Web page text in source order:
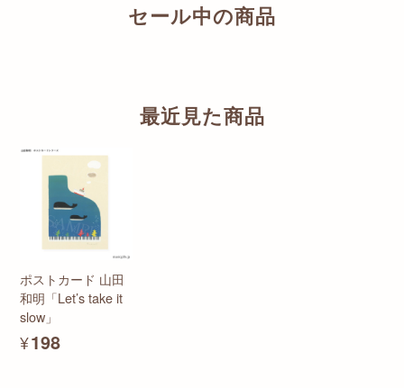
セール中の商品
最近見た商品
ポストカード 山田
和明「Let’s take it
slow」
¥198